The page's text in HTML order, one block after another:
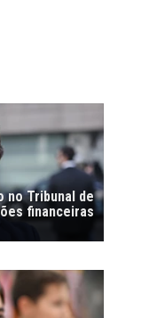
no Tribunal de
financeiras